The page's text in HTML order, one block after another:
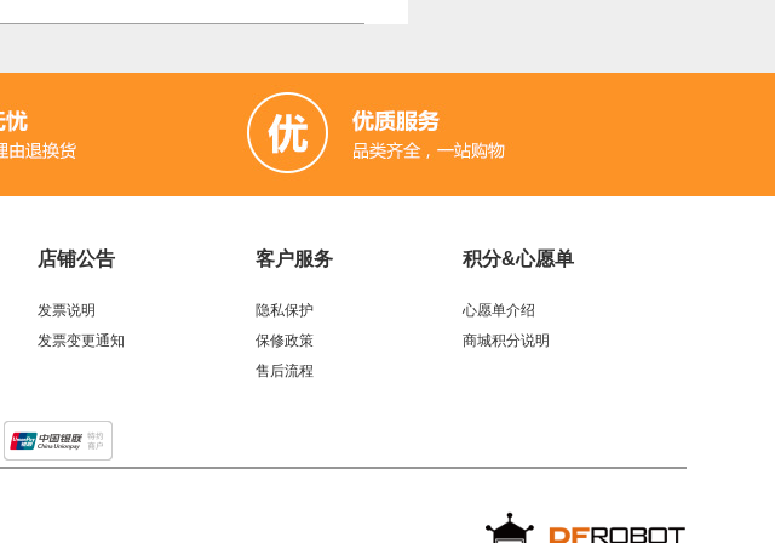
店铺公告
发票说明
发票变更通知
客户服务
隐私保护
保修政策
售后流程
积分&心愿单
心愿单介绍
商城积分说明